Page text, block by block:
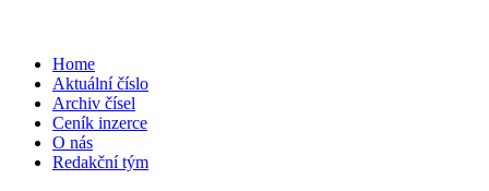
Home
Aktuální číslo
Archiv čísel
Ceník inzerce
O nás
Redakční tým